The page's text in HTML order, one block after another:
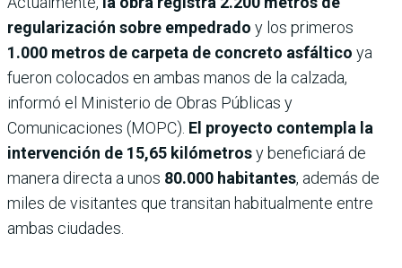
regularización sobre empedrado y los primeros
1.000 metros de carpeta de concreto asfáltico ya
fueron colocados en ambas manos de la calzada,
informó el Ministerio de Obras Públicas y
Comunicaciones (MOPC). El proyecto contempla la
intervención de 15,65 kilómetrosy beneficiará de
manera directa a unos 80.000 habitantes, además de
miles de visitantes que transitan habitualmente entre
ambas ciudades.